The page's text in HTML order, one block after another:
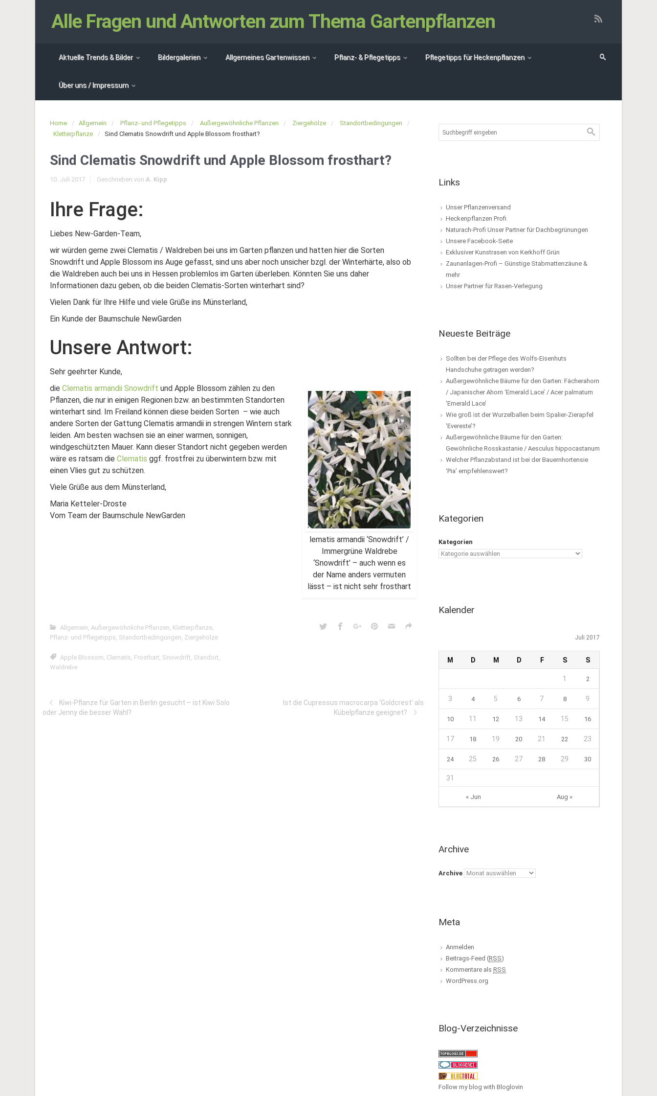
Alle Fragen und Antworten zum Thema Gartenpflanzen
Aktuelle Trends & Bilder Bildergalerien Allgemeines Gartenwissen Pflanz- & Pflegetipps Pflegetipps für Heckenpflanzen
Über uns / Impressum
Home Allgemein Pflanz- und Pflegetipps Außergewöhnliche Pflanzen Ziergehölze
Standortbedingungen
Kletterpflanze
Sind Clematis Snowdrift und Apple Blossom frosthart?
Sind Clematis Snowdrift und Apple Blossom frosthart?
10. Juli 2017 Geschrieben von A. Kipp
Ihre Frage:
Liebes New-Garden-Team,
wir würden gerne zwei Clematis / Waldreben bei uns im Garten pflanzen und hatten hier die Sorten
Snowdrift und Apple Blossom ins Auge gefasst, sind uns aber noch unsicher bzgl. der Winterhärte, also ob
die Waldreben auch bei uns in Hessen problemlos im Garten überleben. Könnten Sie uns daher
Informationen dazu geben, ob die beiden Clematis-Sorten winterhart sind?
Vielen Dank für Ihre Hilfe und viele Grüße ins Münsterland,
Ein Kunde der Baumschule NewGarden
Unsere Antwort:
Sehr geehrter Kunde,
lematis armandii ‘Snowdrift’ /
Immergrüne Waldrebe
‘Snowdrift’ – auch wenn es
der Name anders vermuten
lässt – ist nicht sehr frosthart
die Clematis armandii Snowdrift und Apple Blossom zählen zu den
Pflanzen, die nur in einigen Regionen bzw. an bestimmten Standorten
winterhart sind. Im Freiland können diese beiden Sorten – wie auch
andere Sorten der Gattung Clematis armandii in strengen Wintern stark
leiden. Am besten wachsen sie an einer warmen, sonnigen,
windgeschützten Mauer. Kann dieser Standort nicht gegeben werden
wäre es ratsam die Clematis ggf. frostfrei zu überwintern bzw. mit
einen Vlies gut zu schützen.
Viele Grüße aus dem Münsterland,
Maria Ketteler-Droste
Vom Team der Baumschule NewGarden
Allgemein, Außergewöhnliche Pflanzen, Kletterpflanze,
Pflanz- und Pflegetipps, Standortbedingungen, Ziergehölze
Apple Blossom, Clematis, Frosthart, Snowdrift, Standort,
Waldrebe
Kiwi-Pflanze für Garten in Berlin gesucht – ist Kiwi Solo
oder Jenny die besser Wahl?
Ist die Cupressus macrocarpa ‘Goldcrest’ als
Kübelpflanze geeignet?
Links
Unser Pflanzenversand
Heckenpflanzen Profi
Naturach-Profi Unser Partner für Dachbegrünungen
Unsere Facebook-Seite
Exklusiver Kunstrasen von Kerkhoff Grün
Zaunanlagen-Profi – Günstige Stabmattenzäune &
mehr
Unser Partner für Rasen-Verlegung
Neueste Beiträge
Sollten bei der Pflege des Wolfs-Eisenhuts
Handschuhe getragen werden?
Außergewöhnliche Bäume für den Garten: Fächerahorn
/ Japanischer Ahorn ‘Emerald Lace’ / Acer palmatum
‘Emerald Lace’
Wie groß ist der Wurzelballen beim Spalier-Zierapfel
‘Evereste’?
Außergewöhnliche Bäume für den Garten:
Gewöhnliche Rosskastanie / Aesculus hippocastanum
Welcher Pflanzabstand ist bei der Bauernhortensie
‘Pia’ empfehlenswert?
Kategorien
Kategorien
Kalender
Juli 2017
M D M D F S S
« Jun Aug »
1 2
3 4 5 6 7 8 9
10 11 12 13 14 15 16
17 18 19 20 21 22 23
24 25 26 27 28 29 30
31
Archive
Archive
Meta
Anmelden
Beitrags-Feed (RSS)
Kommentare als RSS
WordPress.org
Blog-Verzeichnisse
Follow my blog with Bloglovin